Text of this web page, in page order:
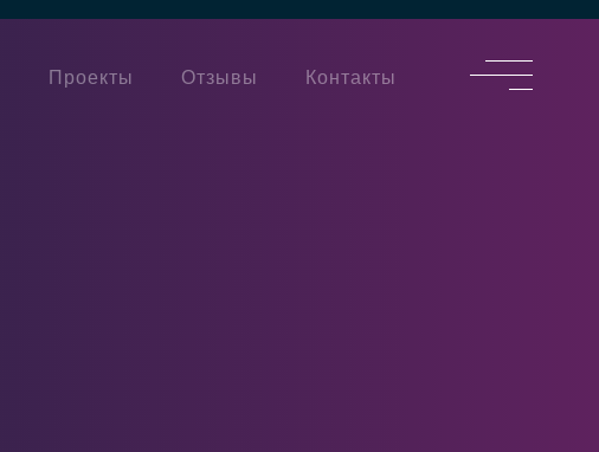
Проекты Отзывы Контакты